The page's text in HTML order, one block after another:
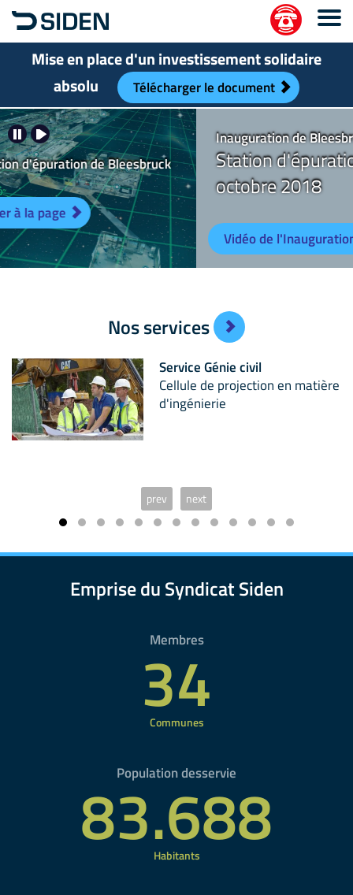
Mise en place d'un investissement solidaire
absolu
Télécharger le document
Inauguration de Bleesbruck
Station d'épuration Phases 1 et 2 du 5
octobre 2018
Vidéo de l'Inauguration Bleesbruck du 5 octobre 2018
Nos services
Service Génie civil
Cellule de projection en matière
d'ingénierie
prev next
Emprise du Syndicat Siden
Membres
34
Communes
Population desservie
83.688
Habitants